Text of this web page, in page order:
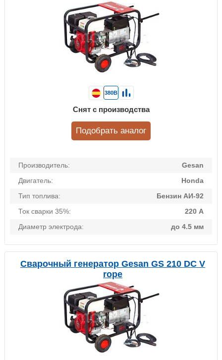
Производитель:
Gesan
Двигатель:
Honda
Тип топлива:
Бензин АИ-92
Ток сварки 35%:
220 А
Диаметр электрода:
до 4.5 мм
380В
Снят с производства
Подобрать аналог
Сварочный генератор Gesan GS 210 DC V
rope